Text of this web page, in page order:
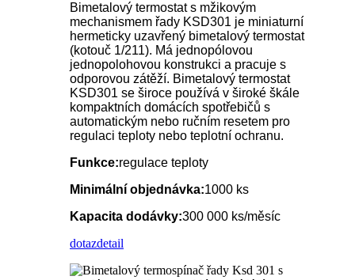
Bimetalový termostat s mžikovým
mechanismem řady KSD301 je miniaturní
hermeticky uzavřený bimetalový termostat
(kotouč 1/211). Má jednopólovou
jednopolohovou konstrukci a pracuje s
odporovou zátěží. Bimetalový termostat
KSD301 se široce používá v široké škále
kompaktních domácích spotřebičů s
automatickým nebo ručním resetem pro
regulaci teploty nebo teplotní ochranu.
Funkce:regulace teploty
Minimální objednávka:1000 ks
Kapacita dodávky:300 000 ks/měsíc
dotazdetail